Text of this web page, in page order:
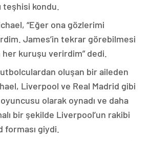
teşhisi kondu.
“Eğer ona gözlerimi
James’in tekrar görebilmesi
kuruşu verirdim” dedi.
oluşan bir aileden
Liverpool ve Real Madrid gibi
olarak oynadı ve daha
bir şekilde Liverpool’un rakibi
giydi.